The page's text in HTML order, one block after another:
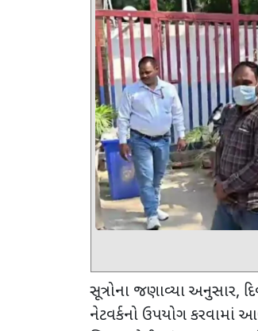
સૂત્રોના જણાવ્યા અનુસાર,
નેટવર્કનો ઉપયોગ કરવામાં